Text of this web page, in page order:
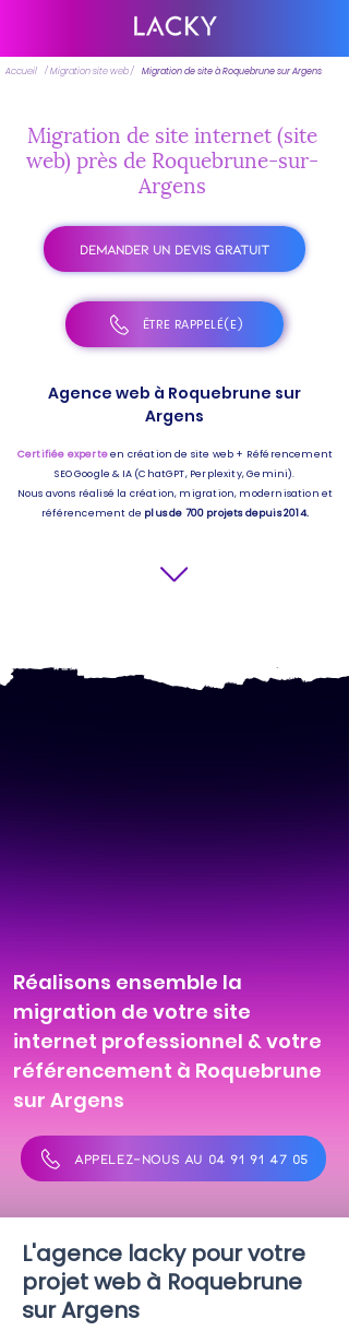
Accueil / Migration site web / Migration de site à Roquebrune sur Argens
Migration de site internet (site
web) près de Roquebrune-sur-
Argens
DEMANDER UN DEVIS GRATUIT
ÊTRE RAPPELÉ(E)
Agence web à Roquebrune sur
Argens
Certifiée experteen création de site web + Référencement
SEO Google & IA (ChatGPT, Perplexity, Gemini).
Nous avons réalisé la création, migration, modernisation et
référencement de plus de 700 projets depuis 2014.
Réalisons ensemble la
migration de votre site
internet professionnel & votre
référencement à Roquebrune
sur Argens
APPELEZ-NOUS AU 04 91 91 47 05
L'agence lacky pour votre
projet web à Roquebrune
sur Argens